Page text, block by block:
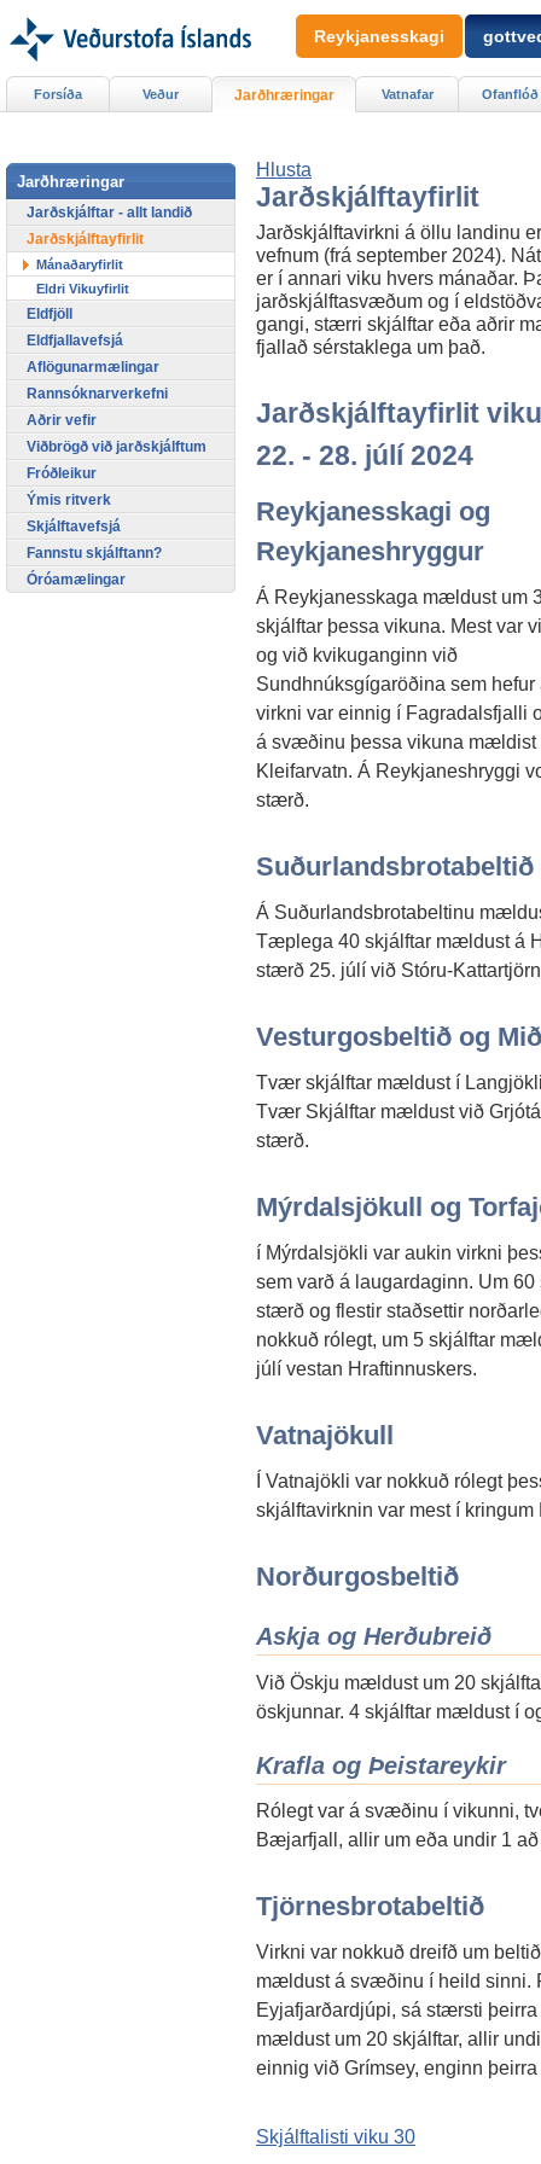
Hlusta
Jarðskjálftayfirlit
Jarðskjálftavirkni á öllu landinu
vefnum (frá september 2024).
er í annari viku hvers mánaðar.
jarðskjálftasvæðum og í
gangi, stærri skjálftar eða aðrir
fjallað sérstaklega um það.
Jarðskjálftayfirlit
22. - 28. júlí 2024
Reykjanesskagi og
Reykjaneshryggur
Á Reykjanesskaga mældust um
skjálftar þessa vikuna. Mest var
og við kvikuganginn við
Sundhnúksgígaröðina sem
virkni var einnig í Fagradalsfjalli
á svæðinu þessa vikuna
Kleifarvatn. Á Reykjaneshryggi
stærð.
Á Suðurlandsbrotabeltinu
Tæplega 40 skjálftar mældust á
stærð 25. júlí við Stóru-
Vesturgosbeltið og
Tvær skjálftar mældust í
Tvær Skjálftar mældust við
stærð.
Mýrdalsjökull og
í Mýrdalsjökli var aukin virkni
sem varð á laugardaginn. Um
stærð og flestir staðsettir
nokkuð rólegt, um 5 skjálftar
júlí vestan Hraftinnuskers.
Vatnajökull
Í Vatnajökli var nokkuð rólegt
skjálftavirknin var mest í kringum
Norðurgosbeltið
Askja og Herðubreið
Við Öskju mældust um 20
öskjunnar. 4 skjálftar mældust í
Krafla og Þeistareykir
Rólegt var á svæðinu í vikunni,
Bæjarfjall, allir um eða undir 1
Tjörnesbrotabeltið
Virkni var nokkuð dreifð um
mældust á svæðinu í heild sinni.
Eyjafjarðardjúpi, sá stærsti
mældust um 20 skjálftar, allir
einnig við Grímsey, enginn
Skjálftalisti viku 30
Forsíða Veður Jarðhræringar Vatnafar Ofanflóð
Jarðhræringar
Jarðskjálftar - allt landið
Jarðskjálftayfirlit
Mánaðaryfirlit
Eldri Vikuyfirlit
Eldfjöll
Eldfjallavefsjá
Aflögunarmælingar
Rannsóknarverkefni
Aðrir vefir
Viðbrögð við jarðskjálftum
Fróðleikur
Ýmis ritverk
Skjálftavefsjá
Fannstu skjálftann?
Óróamælingar
Reykjanesskagi